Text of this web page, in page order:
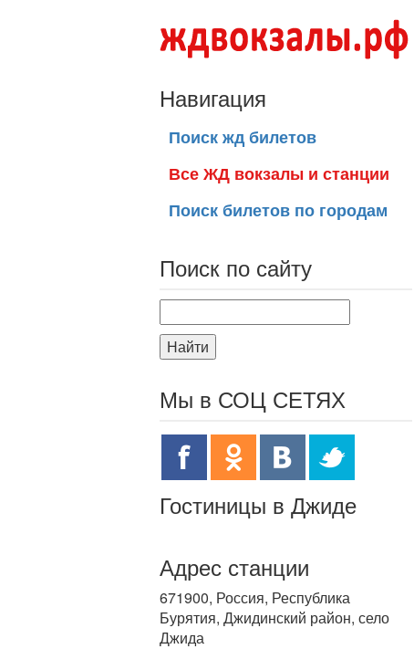
Навигация
Поиск жд билетов
Все ЖД вокзалы и станции
Поиск билетов по городам
Поиск по сайту
Найти
Мы в СОЦ СЕТЯХ
Гостиницы в Джиде
Адрес станции
671900, Россия, Республика
Бурятия, Джидинский район, село
Джида